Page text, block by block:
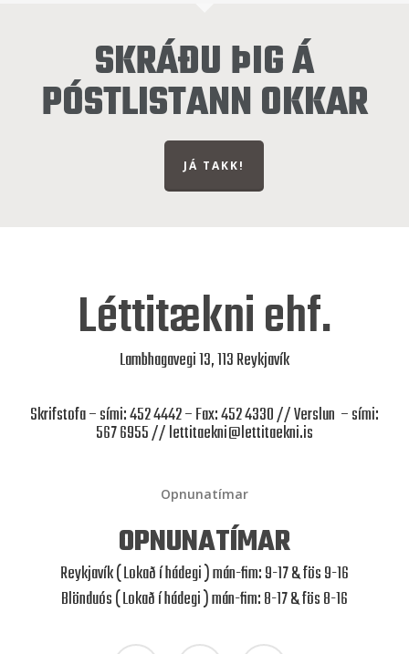
SKRÁÐU ÞIG Á
PÓSTLISTANN OKKAR
JÁ TAKK!
Léttitækni ehf.
Lambhagavegi 13, 113 Reykjavík
Skrifstofa – sími: 452 4442 – Fax: 452 4330 // Verslun – sími:
567 6955 //lettitaekni@lettitaekni.is
Opnunatímar
OPNUNATÍMAR
Reykjavík ( Lokað í hádegi ) mán-fim: 9-17 & fös 9-16
Blönduós ( Lokað í hádegi ) mán-fim: 8-17 & fös 8-16